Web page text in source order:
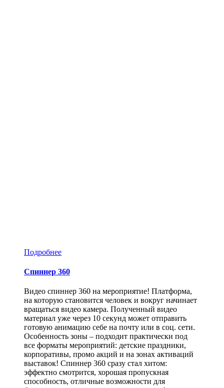
Подробнее
Спиннер 360
Видео спиннер 360 на мероприятие! Платформа,
на которую становится человек и вокруг начинает
вращаться видео камера. Полученный видео
материал уже через 10 секунд может отправить
готовую анимацию себе на почту или в соц. сети.
Особенность зоны – подходит практически под
все форматы мероприятий: детские праздники,
корпоративы, промо акций и на зонах активаций
выставок! Спиннер 360 сразу стал хитом:
эффектно смотрится, хорошая пропускная
способность, отличные возможности для